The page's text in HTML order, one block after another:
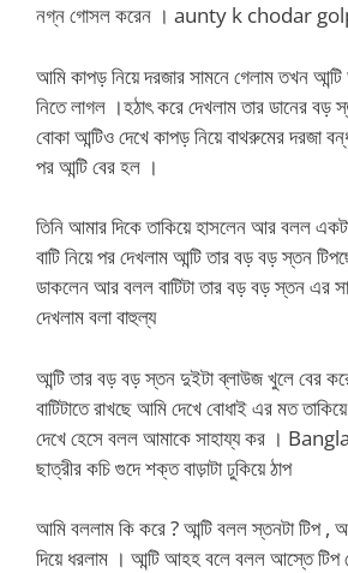
নগ্ন গোসল করেন । aunty k chodar
আমি কাপড় নিয়ে দরজার সামনে গেলাম তখন আন্টি
নিতে লাগল ।হঠাৎ করে দেখলাম তার ডানের বড়
বোকা আন্টিও দেখে কাপড় নিয়ে বাথরুমের দরজা
পর আন্টি বের হল ।
তিনি আমার দিকে তাকিয়ে হাসলেন আর বলল
বাটি নিয়ে পর দেখলাম আন্টি তার বড় বড় স্তন
ডাকলেন আর বলল বাটিটা তার বড় বড় স্তন এর
দেখলাম বলা বাহুল্য
আন্টি তার বড় বড় স্তন দুইটা ব্লাউজ খুলে বের
বাটিটাতে রাখছে আমি দেখে বোধাই এর মত
দেখে হেসে বলল আমাকে সাহায্য কর ।
ছাত্রীর কচি গুদে শক্ত বাড়াটা ঢুকিয়ে ঠাপ
আমি বললাম কি করে ? আন্টি বলল স্তনটা টিপ ,
দিয়ে ধরলাম । আন্টি আহহ বলে বলল আস্তে